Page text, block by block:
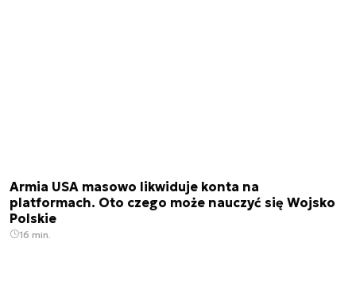
Armia USA masowo likwiduje konta na
platformach. Oto czego może nauczyć się Wojsko
Polskie
16 min.